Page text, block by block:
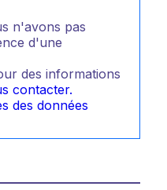
n'avons pas
d'une
des informations
contacter.
des données